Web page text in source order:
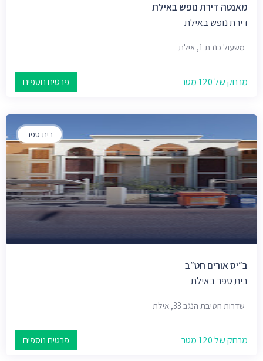
מאנטה דירת נופש באילת
דירת נופש באילת
משעול כנרת 1, אילת
מרחק של 120 מטר פרטים נוספים
בית ספר
ב״יס אורים חט״ב
בית ספר באילת
שדרות חטיבת הנגב 33, אילת
מרחק של 120 מטר פרטים נוספים